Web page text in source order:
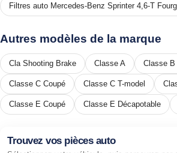
Filtres auto Mercedes-Benz Sprinter 4,6-T
Autres modèles de la marque
Cla Shooting Brake Classe A Classe B
Classe C Coupé Classe C T-model
Classe E Coupé Classe E Décapotable
Trouvez vos pièces auto